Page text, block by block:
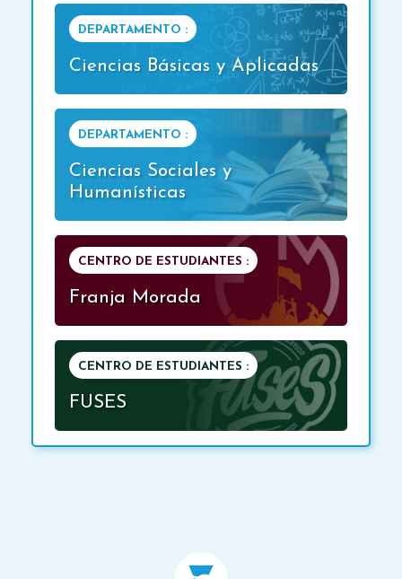
DEPARTAMENTO :
Ciencias Básicas y Aplicadas
DEPARTAMENTO :
Ciencias Sociales y
Humanísticas
CENTRO DE ESTUDIANTES :
Franja Morada
CENTRO DE ESTUDIANTES :
FUSES